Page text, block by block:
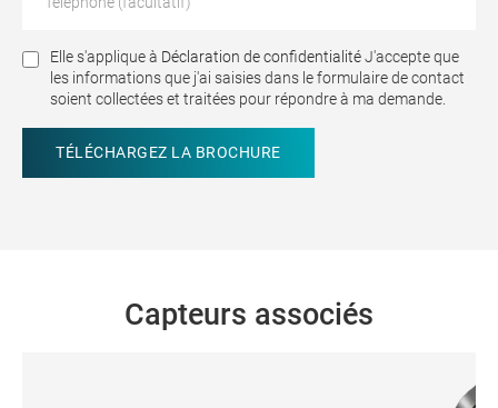
Elle s'applique à Déclaration de confidentialitéJ'accepte que
les informations que j'ai saisies dans le formulaire de contact
soient collectées et traitées pour répondre à ma demande.
Capteurs associés